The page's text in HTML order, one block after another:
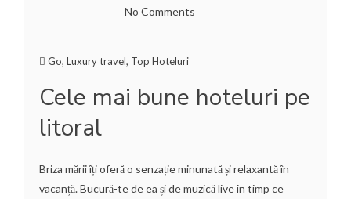
No Comments
Go, Luxury travel, Top Hoteluri
Cele mai bune hoteluri pe
litoral
Briza mării îți oferă o senzație minunată și relaxantă în
vacanță. Bucură-te de ea și de muzică live în timp ce